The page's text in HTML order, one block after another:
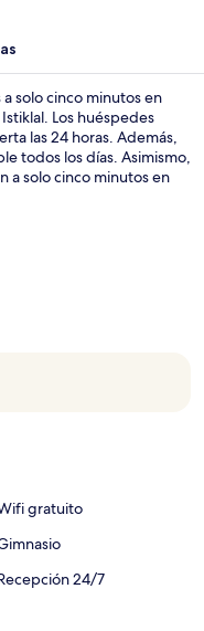
a solo cinco minutos en
Los huéspedes
las 24 horas. Además,
todos los días. Asimismo,
a solo cinco minutos en
y Estación de
gratuito
24/7